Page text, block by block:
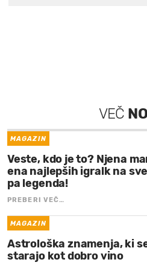
VEČ
MAGAZIN
Veste, kdo je to? Njena
ena najlepših igralk na
pa legenda!
PREBERI VEČ…
MAGAZIN
Astrološka znamenja, ki
starajo kot dobro vino